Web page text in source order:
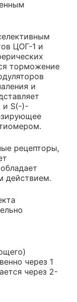
ЦОГ-1 и
торможение
и
и S(-)-
рецепторы,
действием.
через 1
через 2-